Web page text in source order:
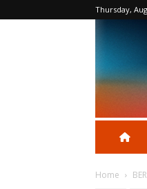
Thursday,
Home